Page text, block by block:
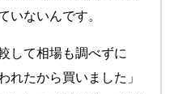
いないんです。
して相場も調べずに
れたから買いました」